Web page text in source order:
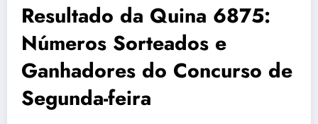
Resultado da Quina 6875:
Números Sorteados e
Ganhadores do Concurso de
Segunda-feira